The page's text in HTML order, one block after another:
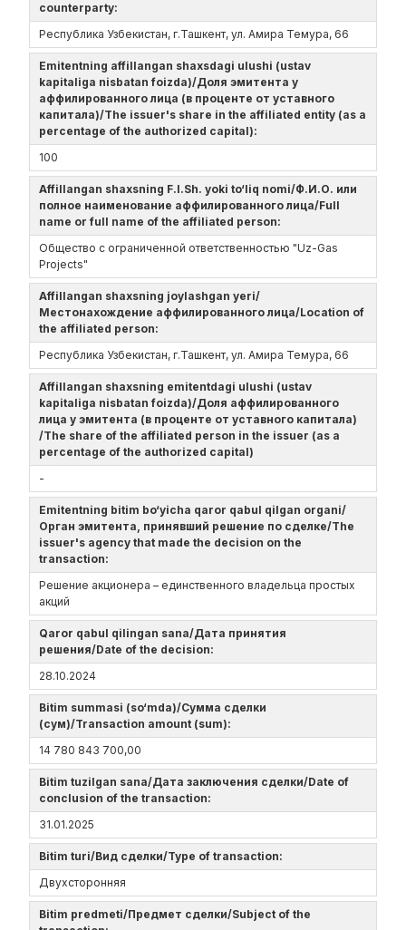
counterparty:
Республика Узбекистан, г.Ташкент, ул. Амира Темура, 66
Emitentning affillangan shaxsdagi ulushi (ustav
kapitaliga nisbatan foizda)/Доля эмитента у
аффилированного лица (в проценте от уставного
капитала)/The issuer's share in the affiliated entity (as a
percentage of the authorized capital):
100
Affillangan shaxsning F.I.Sh. yoki to‘liq nomi/Ф.И.О. или
полное наименование аффилированного лица/Full
name or full name of the affiliated person:
Общество с ограниченной ответственностью "Uz-Gas
Projects"
Affillangan shaxsning joylashgan yeri/
Местонахождение аффилированного лица/Location of
the affiliated person:
Республика Узбекистан, г.Ташкент, ул. Амира Темура, 66
Affillangan shaxsning emitentdagi ulushi (ustav
kapitaliga nisbatan foizda)/Доля аффилированного
лица у эмитента (в проценте от уставного капитала)
/The share of the affiliated person in the issuer (as a
percentage of the authorized capital)
-
Emitentning bitim bo‘yicha qaror qabul qilgan organi/
Орган эмитента, принявший решение по сделке/The
issuer's agency that made the decision on the
transaction:
Решение акционера – единственного владельца простых
акций
Qaror qabul qilingan sana/Дата принятия
решения/Date of the decision:
28.10.2024
Bitim summasi (so‘mda)/Сумма сделки
(сум)/Transaction amount (sum):
14 780 843 700,00
Bitim tuzilgan sana/Дата заключения сделки/Date of
conclusion of the transaction:
31.01.2025
Bitim turi/Вид сделки/Type of transaction:
Двухсторонняя
Bitim predmeti/Предмет сделки/Subject of the